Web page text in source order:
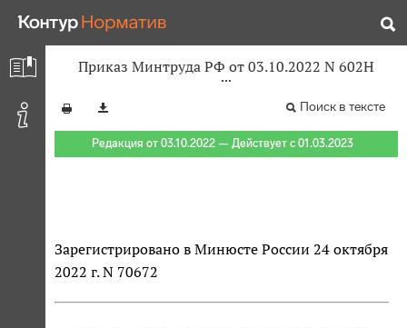
Приказ Минтруда РФ от 03.10.2022 N 602Н
Поиск в тексте
Редакция от 03.10.2022 — Действует с 01.03.2023
Зарегистрировано в Минюсте России 24 октября
2022 г. N 70672